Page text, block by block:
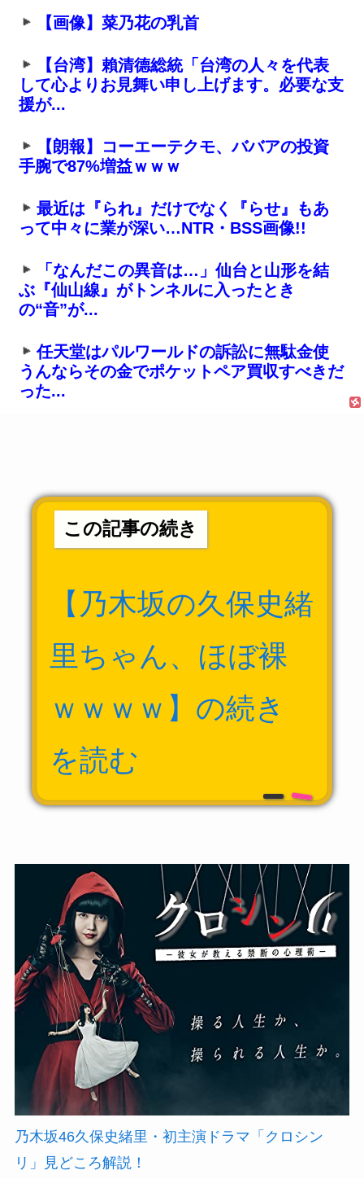
【画像】菜乃花の乳首
【台湾】賴清德総統「台湾の人々を代表
して心よりお見舞い申し上げます。必要な支
援が...
【朗報】コーエーテクモ、ババアの投資
手腕で87%増益ｗｗｗ
最近は『られ』だけでなく『らせ』もあ
って中々に業が深い…NTR・BSS画像!!
「なんだこの異音は…」仙台と山形を結
ぶ『仙山線』がトンネルに入ったとき
の“音”が...
任天堂はパルワールドの訴訟に無駄金使
うんならその金でポケットペア買収すべきだ
った...
この記事の続き
【乃木坂の久保史緒
里ちゃん、ほぼ裸
ｗｗｗｗ】の続き
を読む
乃木坂46久保史緒里・初主演ドラマ「クロシン
リ」見どころ解説！